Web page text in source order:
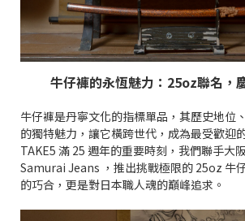
牛仔褲的永恆魅力：25oz聯名，
牛仔褲是丹寧文化的指標單品，其歷史地位
的獨特魅力，讓它橫跨世代，成為最受歡迎
TAKE5 滿 25 週年的重要時刻，我們聯手大
Samurai Jeans ，推出挑戰極限的 25oz 牛
的巧合，更是對日本職人魂的巔峰追求。